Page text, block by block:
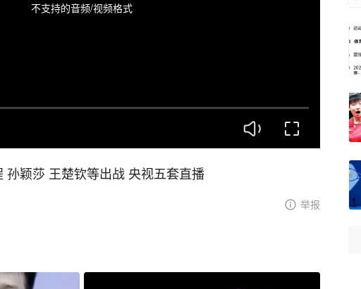
不支持的音频/视频格式
孙颖莎 王楚钦等出战 央视五套直播
举报